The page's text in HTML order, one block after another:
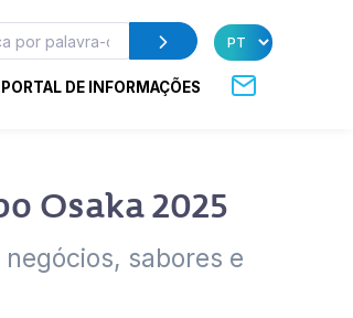
PORTAL DE INFORMAÇÕES
Osaka 2025
sabores e